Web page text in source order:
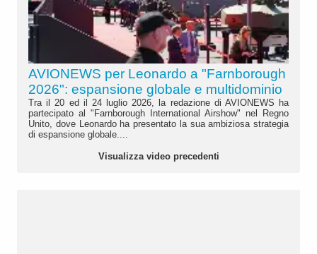
AVIONEWS per Leonardo a "Farnborough
2026": espansione globale e multidominio
Tra il 20 ed il 24 luglio 2026, la redazione di AVIONEWS ha
partecipato al "Farnborough International Airshow" nel Regno
Unito, dove Leonardo ha presentato la sua ambiziosa strategia
di espansione globale....
Visualizza video precedenti